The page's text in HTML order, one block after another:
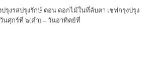
รุงรสปรุงรักษ์ ตอน ดอกไม้ในที่ลับตา เชฟกรุงปรุง
นศุกร์ที่ ๖(ค่ำ) – วันอาทิตย์ที่